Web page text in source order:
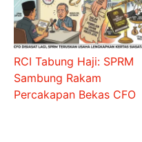
RCI Tabung Haji: SPRM
Sambung Rakam
Percakapan Bekas CFO